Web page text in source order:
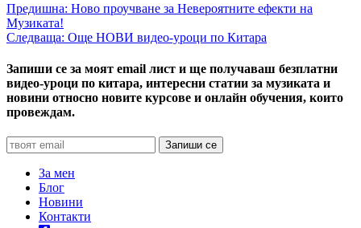
Предишна: Ново проучване за Невероятните ефекти на
Музиката!
Следваща: Още НОВИ видео-уроци по Китара
Запиши се за моят email лист и ще получаваш безплатни
видео-уроци по китара, интересни статии за музиката и
новини относно новите курсове и онлайн обучения, които
провеждам.
За мен
Блог
Новини
Контакти